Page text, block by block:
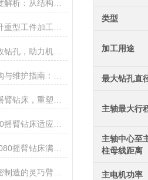
Z3050摇臂钻床：高效钻孔，助力机械加工
类型
加工用途
最大钻孔直
主轴最大行
主轴中心至
柱母线距离
主电机功率